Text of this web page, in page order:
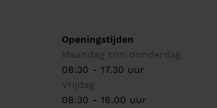
Openingstijden
Maandag t/m donderdag
08:30 - 17.30 uur
Vrijdag
08:30 - 16.00 uur